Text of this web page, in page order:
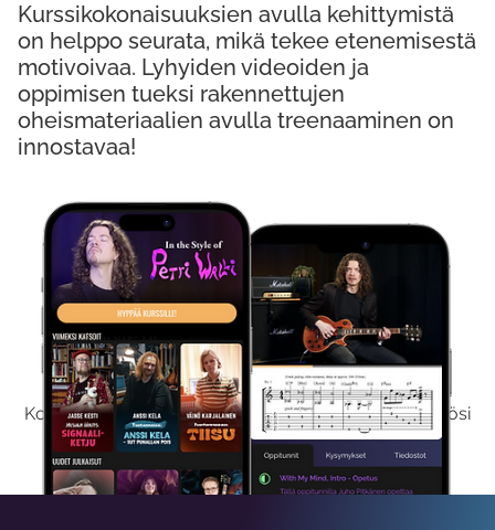
Kokeile Ilmaiseksi
Kokeilemalla ilmaiseksi saat koko sisältömme käyttöösi
viikon ajaksi.
Kurssikokonaisuuksien avulla kehittymistä
on helppo seurata, mikä tekee etenemisestä
motivoivaa. Lyhyiden videoiden ja
oppimisen tueksi rakennettujen
oheismateriaalien avulla treenaaminen on
innostavaa!